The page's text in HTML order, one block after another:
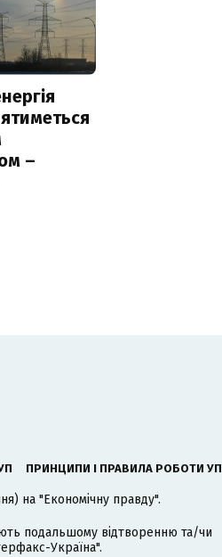
–
ПРИНЦИПИ І ПРАВИЛА РОБОТИ УП
на "Економічну правду".
подальшому відтворенню та/чи
Україна".